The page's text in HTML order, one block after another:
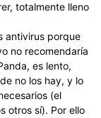
totalmente lleno
antivirus porque
no recomendaría
es lento,
no los hay, y lo
(el
otros sí). Por ello